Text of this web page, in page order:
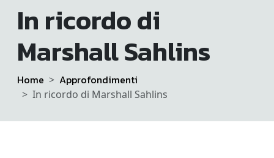
In ricordo di
Marshall Sahlins
Home Approfondimenti
In ricordo di Marshall Sahlins